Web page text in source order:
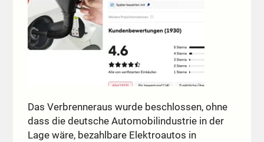
Das Verbrenneraus wurde beschlossen, ohne
dass die deutsche Automobilindustrie in der
Lage wäre, bezahlbare Elektroautos in